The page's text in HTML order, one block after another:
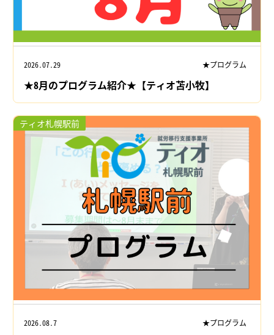
2026.07.29 ★プログラム
★8月のプログラム紹介★【ティオ苫小牧】
ティオ札幌駅前
2026.08.7 ★プログラム